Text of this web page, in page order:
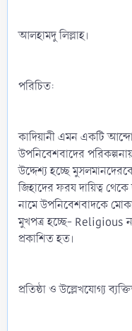
আলহামদু লিল্লাহ।
পরিচিত:
কাদিয়ানী এমন একটি
উপনিবেশবাদের
উদ্দেশ্য হচ্ছে
জিহাদের ফরয দায়িত্ব
নামে উপনিবেশবাদকে
মুখপত্র হচ্ছে- Religious
প্রকাশিত হত।
প্রতিষ্ঠা ও উল্লেখযোগ্য